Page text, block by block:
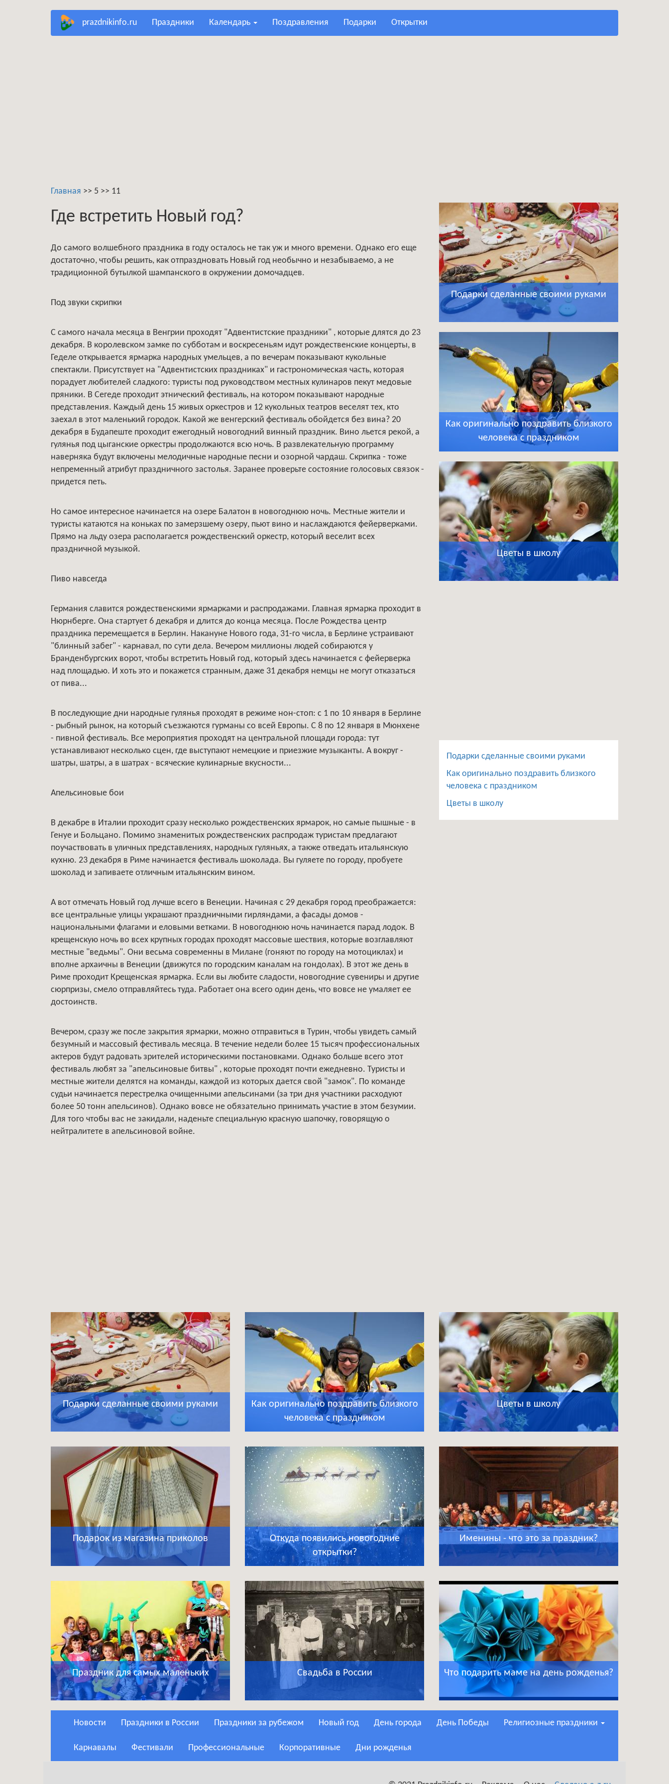
prazdnikinfo.ru праздники календарь поздравления подарки открытки
Главная >> 5 >> 11
Где встретить Новый год?
До самого волшебного праздника в году осталось не так уж и много времени. Однако его еще
достаточно, чтобы решить, как отпраздновать Новый год необычно и незабываемо, а не
традиционной бутылкой шампанского в окружении домочадцев.
Под звуки скрипки
С самого начала месяца в Венгрии проходят "Адвентистские праздники" , которые длятся до 23
декабря. В королевском замке по субботам и воскресеньям идут рождественские концерты, в
Геделе открывается ярмарка народных умельцев, а по вечерам показывают кукольные
спектакли. Присутствует на "Адвентистских праздниках" и гастрономическая часть, которая
порадует любителей сладкого: туристы под руководством местных кулинаров пекут медовые
пряники. В Сегеде проходит этнический фестиваль, на котором показывают народные
представления. Каждый день 15 живых оркестров и 12 кукольных театров веселят тех, кто
заехал в этот маленький городок. Какой же венгерский фестиваль обойдется без вина? 20
декабря в Будапеште проходит ежегодный новогодний винный праздник. Вино льется рекой, а
гулянья под цыганские оркестры продолжаются всю ночь. В развлекательную программу
наверняка будут включены мелодичные народные песни и озорной чардаш. Скрипка - тоже
непременный атрибут праздничного застолья. Заранее проверьте состояние голосовых связок -
придется петь.
Но самое интересное начинается на озере Балатон в новогоднюю ночь. Местные жители и
туристы катаются на коньках по замерзшему озеру, пьют вино и наслаждаются фейерверками.
Прямо на льду озера располагается рождественский оркестр, который веселит всех
праздничной музыкой.
Пиво навсегда
Германия славится рождественскими ярмарками и распродажами. Главная ярмарка проходит в
Нюрнберге. Она стартует 6 декабря и длится до конца месяца. После Рождества центр
праздника перемещается в Берлин. Накануне Нового года, 31-го числа, в Берлине устраивают
"блинный забег" - карнавал, по сути дела. Вечером миллионы людей собираются у
Бранденбургских ворот, чтобы встретить Новый год, который здесь начинается с фейерверка
над площадью. И хоть это и покажется странным, даже 31 декабря немцы не могут отказаться
от пива...
В последующие дни народные гулянья проходят в режиме нон-стоп: с 1 по 10 января в Берлине
- рыбный рынок, на который съезжаются гурманы со всей Европы. С 8 по 12 января в Мюнхене
- пивной фестиваль. Все мероприятия проходят на центральной площади города: тут
устанавливают несколько сцен, где выступают немецкие и приезжие музыканты. А вокруг -
шатры, шатры, а в шатрах - всяческие кулинарные вкусности...
Апельсиновые бои
В декабре в Италии проходит сразу несколько рождественских ярмарок, но самые пышные - в
Генуе и Больцано. Помимо знаменитых рождественских распродаж туристам предлагают
поучаствовать в уличных представлениях, народных гуляньях, а также отведать итальянскую
кухню. 23 декабря в Риме начинается фестиваль шоколада. Вы гуляете по городу, пробуете
шоколад и запиваете отличным итальянским вином.
А вот отмечать Новый год лучше всего в Венеции. Начиная с 29 декабря город преображается:
все центральные улицы украшают праздничными гирляндами, а фасады домов -
национальными флагами и еловыми ветками. В новогоднюю ночь начинается парад лодок. В
крещенскую ночь во всех крупных городах проходят массовые шествия, которые возглавляют
местные "ведьмы". Они весьма современны в Милане (гоняют по городу на мотоциклах) и
вполне архаичны в Венеции (движутся по городским каналам на гондолах). В этот же день в
Риме проходит Крещенская ярмарка. Если вы любите сладости, новогодние сувениры и другие
сюрпризы, смело отправляйтесь туда. Работает она всего один день, что вовсе не умаляет ее
достоинств.
Вечером, сразу же после закрытия ярмарки, можно отправиться в Турин, чтобы увидеть самый
безумный и массовый фестиваль месяца. В течение недели более 15 тысяч профессиональных
актеров будут радовать зрителей историческими постановками. Однако больше всего этот
фестиваль любят за "апельсиновые битвы" , которые проходят почти ежедневно. Туристы и
местные жители делятся на команды, каждой из которых дается свой "замок". По команде
судьи начинается перестрелка очищенными апельсинами (за три дня участники расходуют
более 50 тонн апельсинов). Однако вовсе не обязательно принимать участие в этом безумии.
Для того чтобы вас не закидали, наденьте специальную красную шапочку, говорящую о
нейтралитете в апельсиновой войне.
Подарки сделанные своими руками
Как оригинально поздравить близкого
человека с праздником
Цветы в школу
Подарки сделанные своими руками
Как оригинально поздравить близкого
человека с праздником
Цветы в школу
Подарки сделанные своими руками
Как оригинально поздравить близкого
человека с праздником
Цветы в школу
Подарок из магазина приколов
Откуда появились новогодние
открытки?
Именины - что это за праздник?
Праздник для самых маленьких Свадьба в России Что подарить маме на день рожденья?
Новости Праздники в России Праздники за рубежом Новый год День города День Победы Религиозные праздники
Карнавалы Фестивали Профессиональные Корпоративные Дни рожденья